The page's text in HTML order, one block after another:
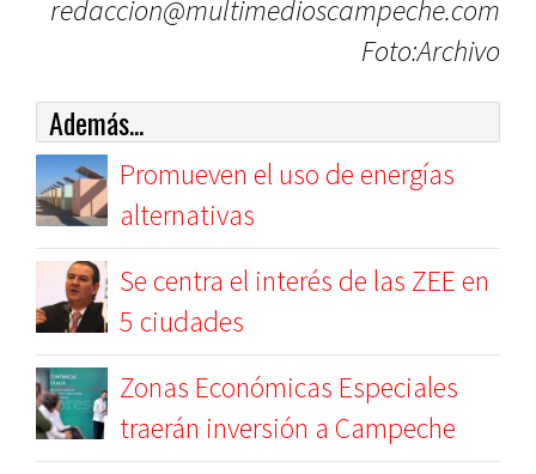
redaccion@multimedioscampeche.com
Foto:Archivo
Además...
Promueven el uso de energías
alternativas
Se centra el interés de las ZEE en
5 ciudades
Zonas Económicas Especiales
traerán inversión a Campeche